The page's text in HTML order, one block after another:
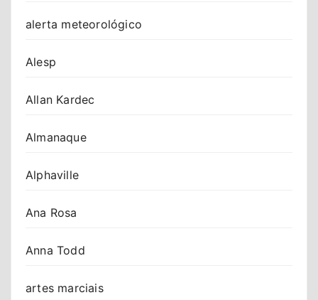
alerta meteorológico
Alesp
Allan Kardec
Almanaque
Alphaville
Ana Rosa
Anna Todd
artes marciais